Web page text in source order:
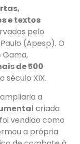
e textos
pelo
(Apesp). O
de 500
século XIX.
a
criada
vendido como
a própria